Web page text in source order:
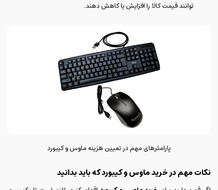
توانند قیمت کالا را افزایش یا کاهش دهند.
پارامترهای مهم در تعیین هزینه ماوس و کیبورد
نکات مهم در خرید ماوس و کیبورد که باید بدانید